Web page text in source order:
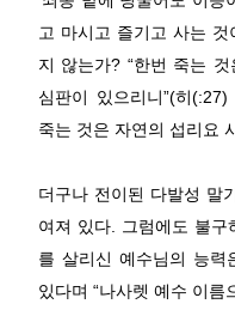
고 마시고 즐기고 사는
지 않는가? “한번 죽는
심판이 있으리니”(히
죽는 것은 자연의 섭리요
더구나 전이된 다발성 말
여져 있다. 그럼에도 불구
를 살리신 예수님의 능력
있다며 “나사렛 예수 이름